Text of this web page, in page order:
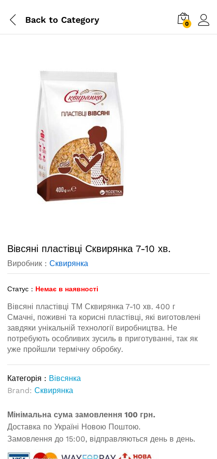
Back to Category 0
Вівсяні пластівці Сквирянка 7-10 хв.
Виробник : Сквирянка
Статус : Немає в наявності
Вівсяні пластівці ТМ Сквирянка 7-10 хв. 400 г
Смачні, поживні та корисні пластівці, які виготовлені
завдяки унікальній технології виробництва. Не
потребують особливих зусиль в приготуванні, так як
уже пройшли термічну обробку.
Категорія : Вівсянка
Brand: Сквирянка
Мінімальна сума замовлення 100 грн.
Доставка по Україні Новою Поштою.
Замовлення до 15:00, відправляються день в день.